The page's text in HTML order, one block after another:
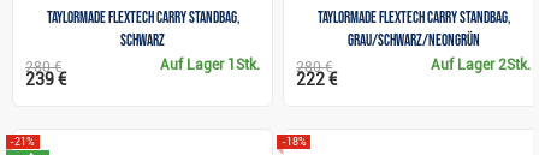
TaylorMade FlexTech Carry Standbag,
schwarz
Auf Lager 1Stk.
280 €
239 €
TaylorMade Flextech Carry Standbag,
grau/schwarz/neongrün
Auf Lager2Stk.
280 €
222 €
-21% -18%